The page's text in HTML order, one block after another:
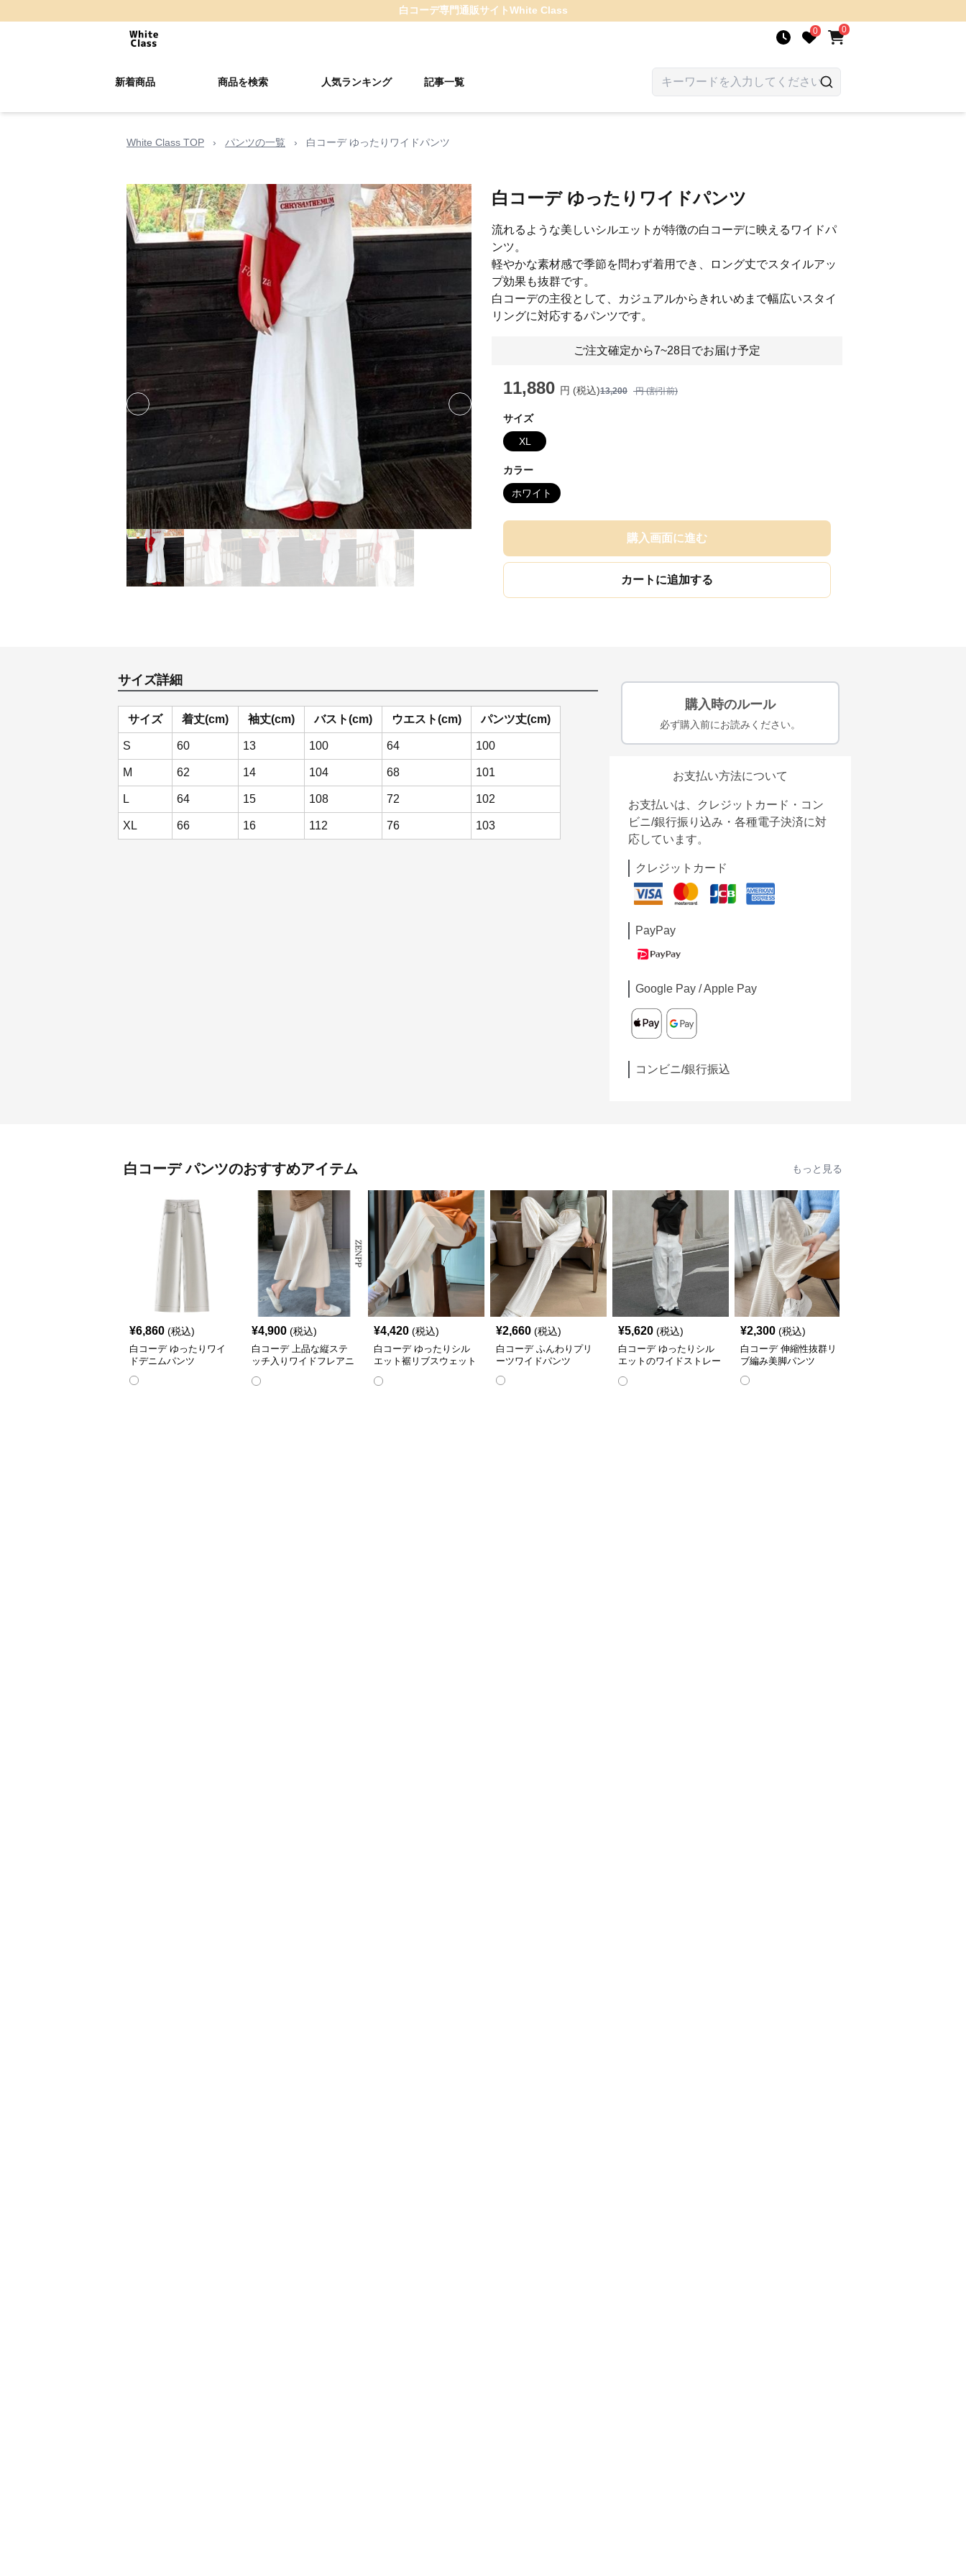
白コーデ専門通販サイトWhite Class
0 0
新着商品 商品を検索 人気ランキング 記事一覧
White Class TOP › パンツの一覧 › 白コーデ ゆったりワイドパンツ
Previous slide Next slide
白コーデ ゆったりワイドパンツ
流れるような美しいシルエットが特徴の白コーデに映えるワイドパ
ンツ。
軽やかな素材感で季節を問わず着用でき、ロング丈でスタイルアッ
プ効果も抜群です。
白コーデの主役として、カジュアルからきれいめまで幅広いスタイ
リングに対応するパンツです。
ご注文確定から7~28日でお届け予定
11,880 円 (税込)13,200 円 (割引前)
サイズ
XL
カラー
ホワイト
購入画面に進む
カートに追加する
サイズ詳細
サイズ 着丈(cm) 袖丈(cm) バスト(cm) ウエスト(cm) パンツ丈(cm)
S 60 13 100 64 100
M 62 14 104 68 101
L 64 15 108 72 102
XL 66 16 112 76 103
購入時のルール
必ず購入前にお読みください。
お支払い方法について
お支払いは、クレジットカード・コン
ビニ/銀行振り込み・各種電子決済に対
応しています。
クレジットカード
PayPay
Google Pay / Apple Pay
コンビニ/銀行振込
白コーデ パンツのおすすめアイテム もっと見る
¥6,860 (税込)
白コーデ ゆったりワイ
ドデニムパンツ
¥4,900 (税込)
白コーデ 上品な縦ステ
ッチ入りワイドフレアニ
¥4,420 (税込)
白コーデ ゆったりシル
エット裾リブスウェット
¥2,660 (税込)
白コーデ ふんわりプリ
ーツワイドパンツ
¥5,620 (税込)
白コーデ ゆったりシル
エットのワイドストレー
¥2,300 (税込)
白コーデ 伸縮性抜群リ
ブ編み美脚パンツ